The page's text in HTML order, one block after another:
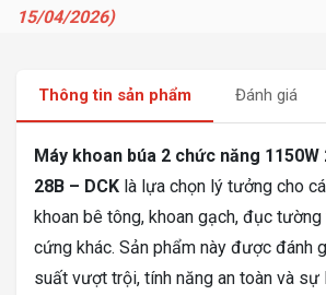
15/04/2026)
Thông tin sản phẩm Đánh giá
Máy khoan búa 2 chức năng 1150W
28B – DCK là lựa chọn lý tưởng cho
khoan bê tông, khoan gạch, đục
cứng khác. Sản phẩm này được đánh
suất vượt trội, tính năng an toàn và sự